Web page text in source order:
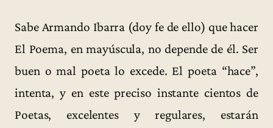
Sabe Armando Ibarra (doy fe de ello) que hacer
El Poema, en mayúscula, no depende de él. Ser
buen o mal poeta lo excede. El poeta “hace”,
intenta, y en este preciso instante cientos de
Poetas, excelentes y regulares, estarán